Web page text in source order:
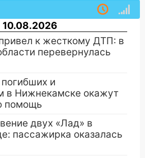
10.08.2026
к жесткому ДТП: в
перевернулась
и
в Нижнекамске окажут
помощь
двух «Лад» в
пассажирка оказалась